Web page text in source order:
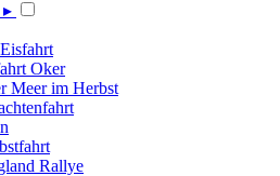
▸
Oker
Meer im Herbst
Rallye